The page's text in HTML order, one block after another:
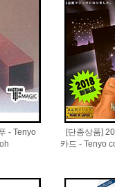
- Tenyo
[단종상품]
카드 - Tenyo